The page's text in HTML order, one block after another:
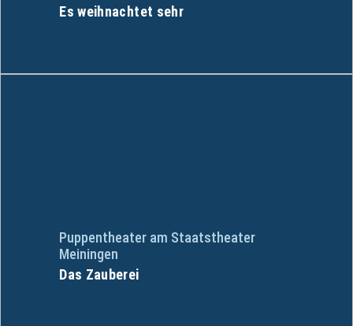
Es weihnachtet sehr
Puppentheater am Staatstheater
Meiningen
Das Zauberei